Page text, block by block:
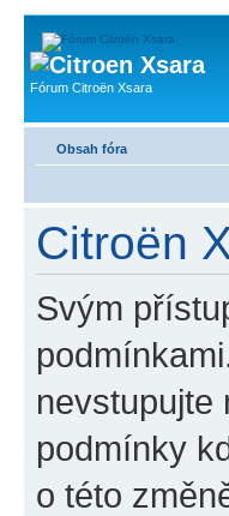
Fórum Citroën Xsara
Obsah fóra
Citroën
Svým
nevstupujte
podmínky
o této